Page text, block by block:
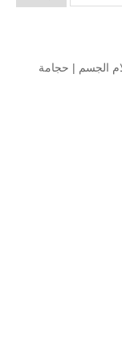
الجسم | حجامة